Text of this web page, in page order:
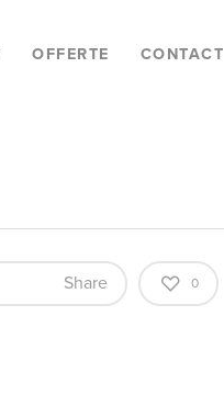
OFFERTE CONTACT
Share 0